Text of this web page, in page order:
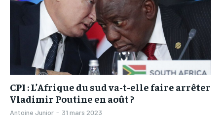
CPI : L’Afrique du sud va-t-elle faire arrêter
Vladimir Poutine en août ?
Antoine Junior - 31 mars 2023